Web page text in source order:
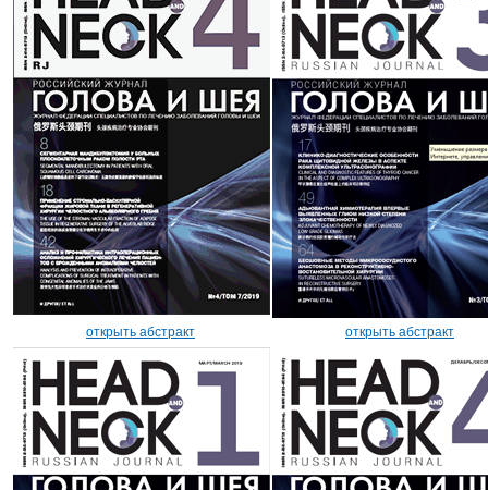
открыть абстракт открыть абстракт